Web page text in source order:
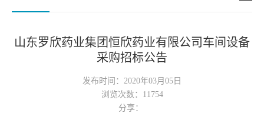
山东罗欣药业集团恒欣药业有限公司车间设备
采购招标公告
发布时间：2020年03月05日
浏览次数： 11754
分享：